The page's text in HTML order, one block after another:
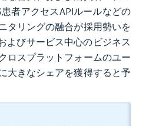
者アクセスAPIルールなどの
タリングの融合が採用勢いを
よびサービス中心のビジネス
ロスプラットフォームのユー
大きなシェアを獲得すると予